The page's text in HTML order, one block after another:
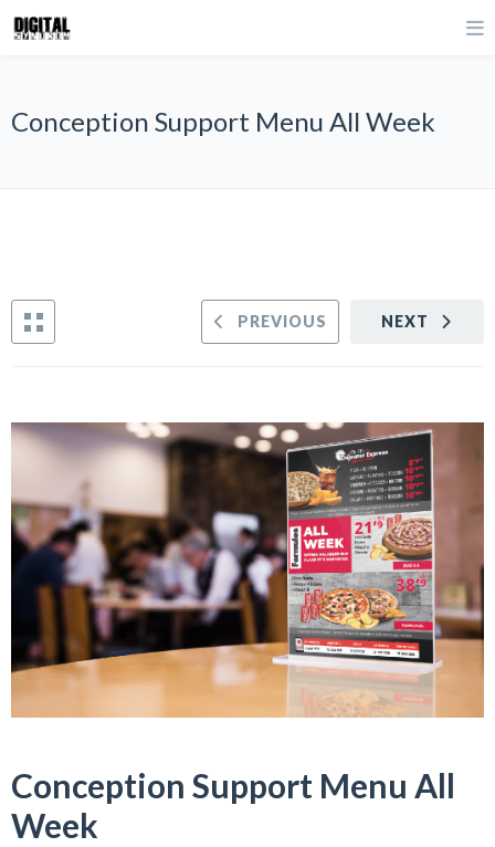
Conception Support Menu All Week
NEXT
PREVIOUS
Conception Support Menu All
Week